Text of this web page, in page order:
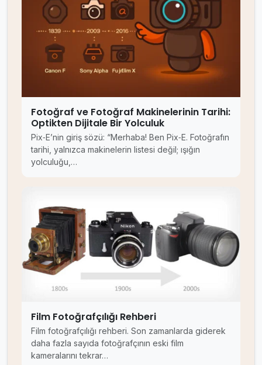
Fotoğraf ve Fotoğraf Makinelerinin Tarihi:
Optikten Dijitale Bir Yolculuk
Pix‑E’nin giriş sözü: “Merhaba! Ben Pix‑E. Fotoğrafın
tarihi, yalnızca makinelerin listesi değil; ışığın
yolculuğu,…
Film Fotoğrafçılığı Rehberi
Film fotoğrafçılığı rehberi. Son zamanlarda giderek
daha fazla sayıda fotoğrafçının eski film
kameralarını tekrar…